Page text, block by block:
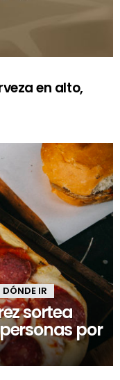
en alto,
DÓNDE IR
sortea
por